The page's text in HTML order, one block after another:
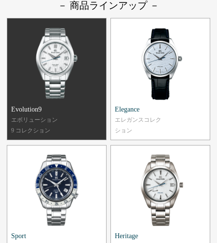
－ 商品ラインアップ －
Evolution9
エボリューション
9 コレクション
Elegance
エレガンスコレク
ション
Sport Heritage